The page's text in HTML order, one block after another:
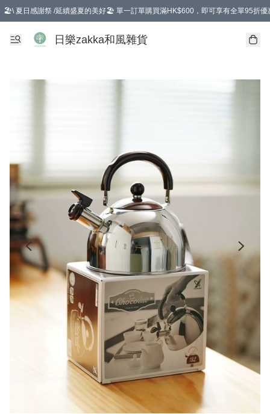
🏖️\ 夏日感謝祭 /延續盛夏的美好🏖️ 單一訂單購買滿HK$600，即可享有全單95折優
選擇GoGoX住宅/工商地址配送，單一訂單消費購物滿HK$680(折扣後），可享有
日樂zakka和風雜貨